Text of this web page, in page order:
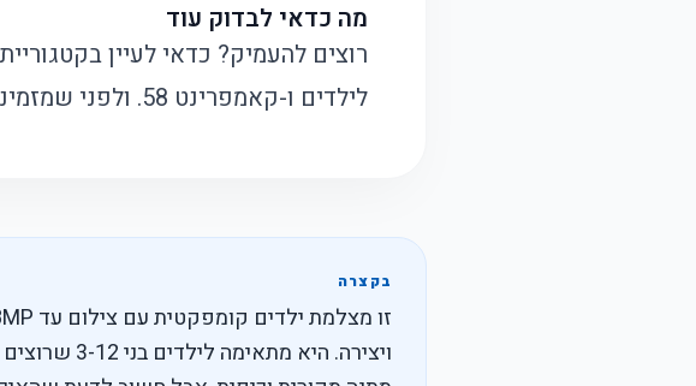
מה כדאי לבדוק עוד
רוצים להעמיק? כדאי לעיין בקטגוריית
לילדים ו-קאמפרינט 58 . ולפני
בקצרה
ויצירה.